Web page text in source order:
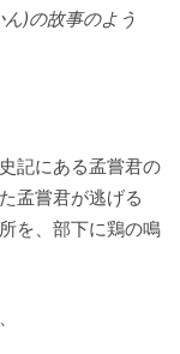
)の故事のよう
記にある孟嘗君の
孟嘗君が逃げる
を、部下に鶏の鳴